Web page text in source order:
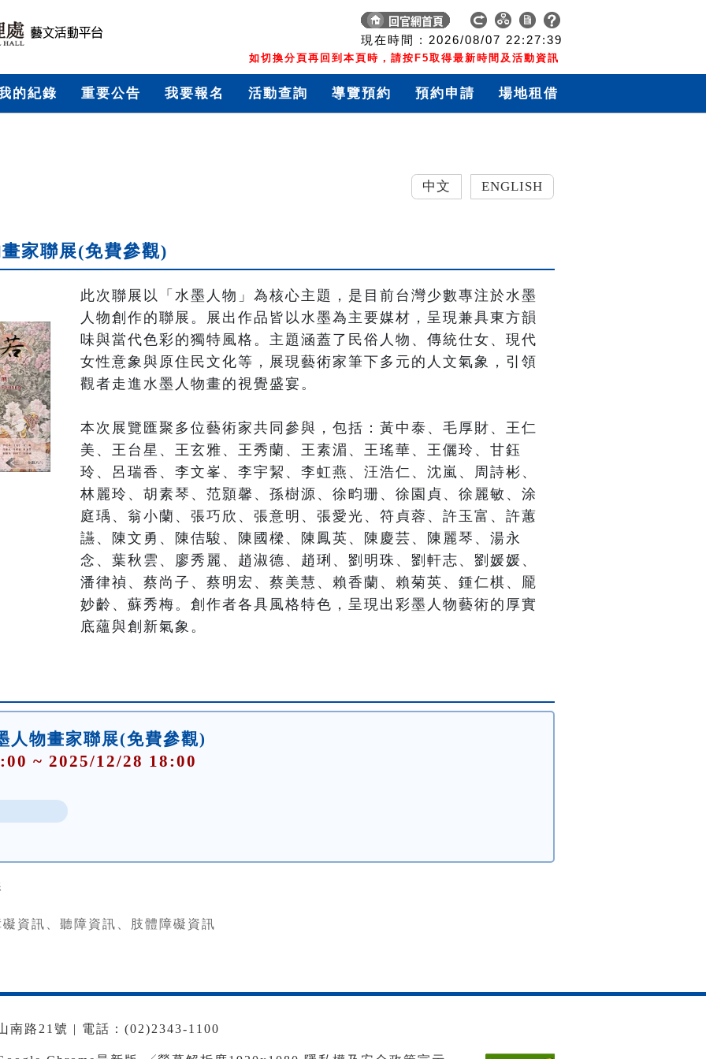
現在時間 : 2026/08/07 22:27:39
如切換分頁再回到本頁時，請按F5取得最新時間及活動資訊
的紀錄 重要公告 我要報名 活動查詢 導覽預約 預約申請 場地租借
ENGLISH
家聯展(免費參觀)
此次聯展以「水墨人物」為核心主題，是目前台灣少數專注於水墨
人物創作的聯展。展出作品皆以水墨為主要媒材，呈現兼具東方韻
味與當代色彩的獨特風格。主題涵蓋了民俗人物、傳統仕女、現代
女性意象與原住民文化等，展現藝術家筆下多元的人文氣象，引領
觀者走進水墨人物畫的視覺盛宴。
本次展覽匯聚多位藝術家共同參與，包括：黃中泰、毛厚財、王仁
美、王台星、王玄雅、王秀蘭、王素湄、王瑤華、王儷玲、甘鈺
玲、呂瑞香、李文峯、李宇絜、李虹燕、汪浩仁、沈嵐、周詩彬、
林麗玲、胡素琴、范顥馨、孫樹源、徐畇珊、徐園貞、徐麗敏、涂
庭瑀、翁小蘭、張巧欣、張意明、張愛光、符貞蓉、許玉富、許蕙
讌、陳文勇、陳佶駿、陳國樑、陳鳳英、陳慶芸、陳麗琴、湯永
念、葉秋雲、廖秀麗、趙淑德、趙琍、劉明珠、劉軒志、劉媛媛、
潘律禎、蔡尚子、蔡明宏、蔡美慧、賴香蘭、賴菊英、鍾仁棋、龎
妙齡、蘇秀梅。創作者各具風格特色，呈現出彩墨人物藝術的厚實
底蘊與創新氣象。
人物畫家聯展(免費參觀)
~ 2025/12/28 18:00
資訊、聽障資訊、肢體障礙資訊
南路21號 | 電話：(02)2343-1100